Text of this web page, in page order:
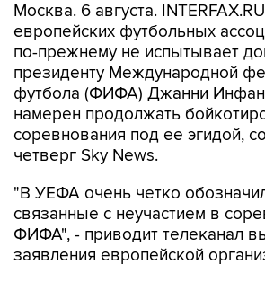
Москва. 6 августа.
европейских футбольных
по-прежнему не испытывает
президенту Международной
футбола (ФИФА) Джанни
намерен продолжать
соревнования под ее эгидой,
четверг Sky News.
"В УЕФА очень четко
связанные с неучастием в
ФИФА", - приводит телеканал
заявления европейской